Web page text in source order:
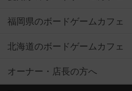
福岡県のボードゲームカフェ
北海道のボードゲームカフェ
オーナー・店長の方へ